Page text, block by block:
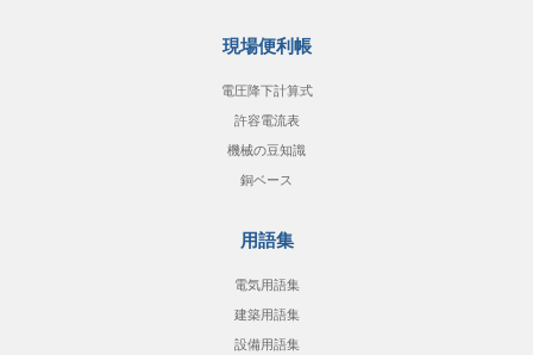
現場便利帳
電圧降下計算式
許容電流表
機械の豆知識
銅ベース
用語集
電気用語集
建築用語集
設備用語集